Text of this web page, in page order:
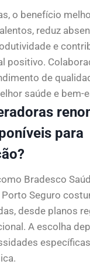
o benefício
reduz
e
positivo.
de
saúde e bem-
para
Bradesco
Porto Seguro
desde planos
A escolha